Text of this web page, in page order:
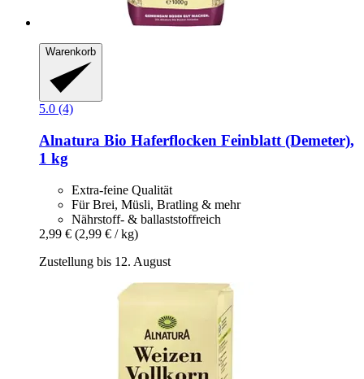
Warenkorb
5.0 (4)
Alnatura Bio Haferflocken Feinblatt (Demeter),
1 kg
Extra-feine Qualität
Für Brei, Müsli, Bratling & mehr
Nährstoff- & ballaststoffreich
2,99 € (2,99 € / kg)
Zustellung bis 12. August